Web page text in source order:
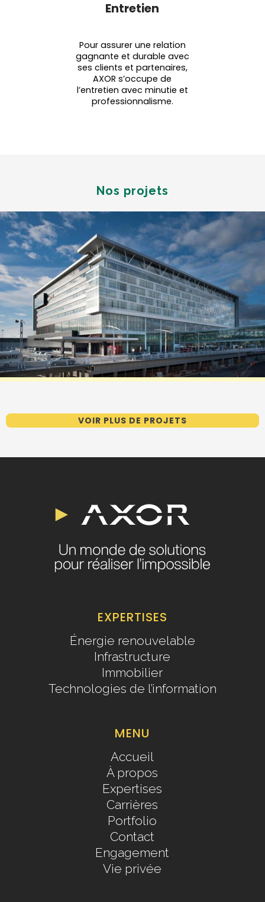
Entretien
Pour assurer une relation
gagnante et durable avec
ses clients et partenaires,
AXOR s’occupe de
l’entretien avec minutie et
professionnalisme.
Nos projets
VOIR PLUS DE PROJETS
EXPERTISES
Énergie renouvelable
Infrastructure
Immobilier
Technologies de l’information
MENU
Accueil
À propos
Expertises
Carrières
Portfolio
Contact
Engagement
Vie privée